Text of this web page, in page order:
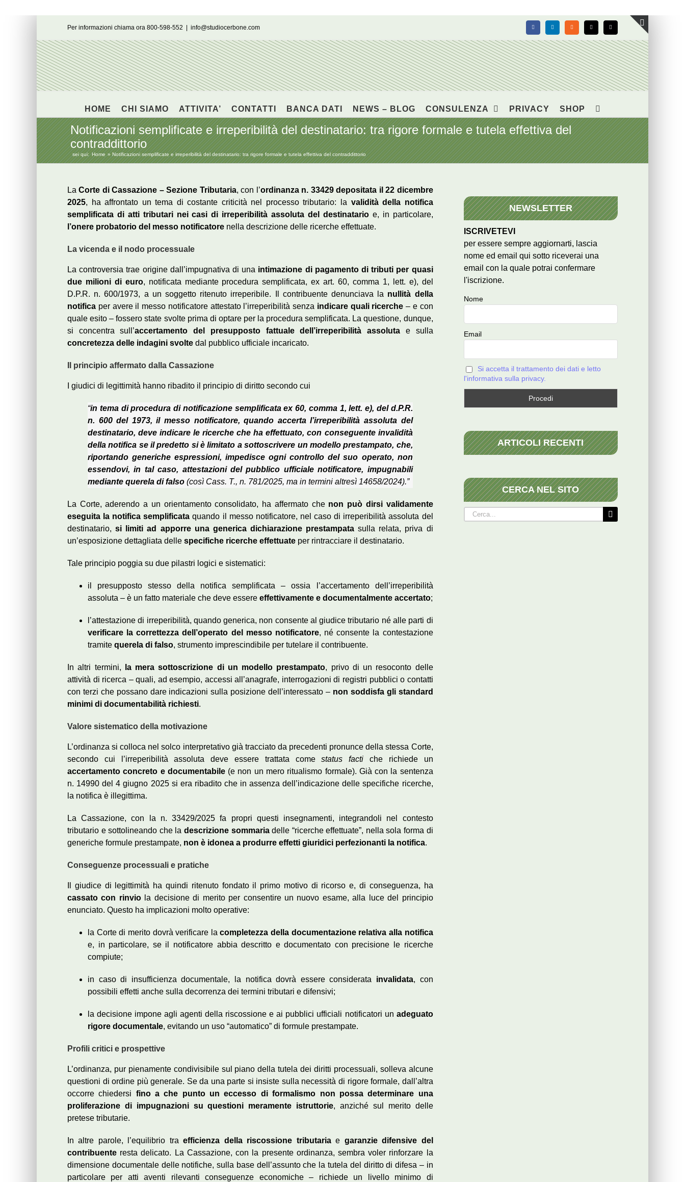
Per informazioni chiama ora 800-598-552 info@studiocerbone.com FacebookLinkedIn Rss X Email
HOME CHI SIAMO ATTIVITA’ CONTATTI BANCA DATI NEWS – BLOG CONSULENZA PRIVACY SHOP
Notificazioni semplificate e irreperibilità del destinatario: tra rigore formale e tutela effettiva del
contraddittorio
sei qui: Home Notificazioni semplificate e irreperibilità del destinatario: tra rigore formale e tutela effettiva del contraddittorio
LaCorte di Cassazione – Sezione Tributaria, con l’ordinanza n. 33429 depositata il 22 dicembre
2025, ha affrontato un tema di costante criticità nel processo tributario: la validità della notifica
semplificata di atti tributari nei casi di irreperibilità assoluta del destinatarioe, in particolare,
l’onere probatorio del messo notificatore nella descrizione delle ricerche effettuate.
La vicenda e il nodo processuale
La controversia trae origine dall’impugnativa di una intimazione di pagamento di tributi per quasi
due milioni di euro, notificata mediante procedura semplificata, ex art. 60, comma 1, lett. e), del
D.P.R. n. 600/1973, a un soggetto ritenuto irreperibile. Il contribuente denunciava la nullità della
notifica per avere il messo notificatore attestato l’irreperibilità senza indicare quali ricerche – e con
quale esito – fossero state svolte prima di optare per la procedura semplificata. La questione, dunque,
si concentra sull’accertamento del presupposto fattuale dell’irreperibilità assoluta e sulla
concretezza delle indagini svolte dal pubblico ufficiale incaricato.
Il principio affermato dalla Cassazione
I giudici di legittimità hanno ribadito il principio di diritto secondo cui
“in tema di procedura di notificazione semplificata ex 60, comma 1, lett. e), del d.P.R.
n. 600 del 1973, il messo notificatore, quando accerta l’irreperibilità assoluta del
destinatario, deve indicare le ricerche che ha effettuato, con conseguente invalidità
della notifica se il predetto si è limitato a sottoscrivere un modello prestampato, che,
riportando generiche espressioni, impedisce ogni controllo del suo operato, non
essendovi, in tal caso, attestazioni del pubblico ufficiale notificatore, impugnabili
mediante querela di falso (così Cass. T., n. 781/2025, ma in termini altresì 14658/2024).”
La Corte, aderendo a un orientamento consolidato, ha affermato che non può dirsi validamente
eseguita la notifica semplificata quando il messo notificatore, nel caso di irreperibilità assoluta del
destinatario,si limiti ad apporre una generica dichiarazione prestampata sulla relata, priva di
un’esposizione dettagliata delle specifiche ricerche effettuate per rintracciare il destinatario.
Tale principio poggia su due pilastri logici e sistematici:
il presupposto stesso della notifica semplificata – ossia l’accertamento dell’irreperibilità
assoluta – è un fatto materiale che deve essere effettivamente e documentalmente accertato;
l’attestazione di irreperibilità, quando generica, non consente al giudice tributario né alle parti di
verificare la correttezza dell’operato del messo notificatore, né consente la contestazione
tramite querela di falso, strumento imprescindibile per tutelare il contribuente.
In altri termini, la mera sottoscrizione di un modello prestampato, privo di un resoconto delle
attività di ricerca – quali, ad esempio, accessi all’anagrafe, interrogazioni di registri pubblici o contatti
con terzi che possano dare indicazioni sulla posizione dell’interessato – non soddisfa gli standard
minimi di documentabilità richiesti.
Valore sistematico della motivazione
L’ordinanza si colloca nel solco interpretativo già tracciato da precedenti pronunce della stessa Corte,
secondo cui l’irreperibilità assoluta deve essere trattata comestatus facti che richiede un
accertamento concreto e documentabile(e non un mero ritualismo formale). Già con la sentenza
n. 14990 del 4 giugno 2025 si era ribadito che in assenza dell’indicazione delle specifiche ricerche,
la notifica è illegittima.
La Cassazione, con la n. 33429/2025 fa propri questi insegnamenti, integrandoli nel contesto
tributario e sottolineando che la descrizione sommariadelle “ricerche effettuate”, nella sola forma di
generiche formule prestampate, non è idonea a produrre effetti giuridici perfezionanti la notifica.
Conseguenze processuali e pratiche
Il giudice di legittimità ha quindi ritenuto fondato il primo motivo di ricorso e, di conseguenza, ha
cassato con rinviola decisione di merito per consentire un nuovo esame, alla luce del principio
enunciato. Questo ha implicazioni molto operative:
la Corte di merito dovrà verificare lacompletezza della documentazione relativa alla notifica
e, in particolare, se il notificatore abbia descritto e documentato con precisione le ricerche
compiute;
in caso di insufficienza documentale, la notifica dovrà essere considerata invalidata, con
possibili effetti anche sulla decorrenza dei termini tributari e difensivi;
la decisione impone agli agenti della riscossione e ai pubblici ufficiali notificatori un adeguato
rigore documentale, evitando un uso “automatico” di formule prestampate.
Profili critici e prospettive
L’ordinanza, pur pienamente condivisibile sul piano della tutela dei diritti processuali, solleva alcune
questioni di ordine più generale. Se da una parte si insiste sulla necessità di rigore formale, dall’altra
occorre chiedersi fino a che punto un eccesso di formalismo non possa determinare una
proliferazione di impugnazioni su questioni meramente istruttorie, anziché sul merito delle
pretese tributarie.
In altre parole, l’equilibrio traefficienza della riscossione tributariae garanzie difensive del
contribuente resta delicato. La Cassazione, con la presente ordinanza, sembra voler rinforzare la
dimensione documentale delle notifiche, sulla base dell’assunto che la tutela del diritto di difesa – in
particolare per atti aventi rilevanti conseguenze economiche – richiede un livello minimo di
NEWSLETTER
ISCRIVETEVI
per essere sempre aggiornarti, lascia
nome ed email qui sotto riceverai una
email con la quale potrai confermare
l'iscrizione.
Nome
Email
Si accetta il trattamento dei dati e letto
l'informativa sulla privacy.
ARTICOLI RECENTI
CERCA NEL SITO
Cerca
per:
Toggle
area
barra
scorrevole